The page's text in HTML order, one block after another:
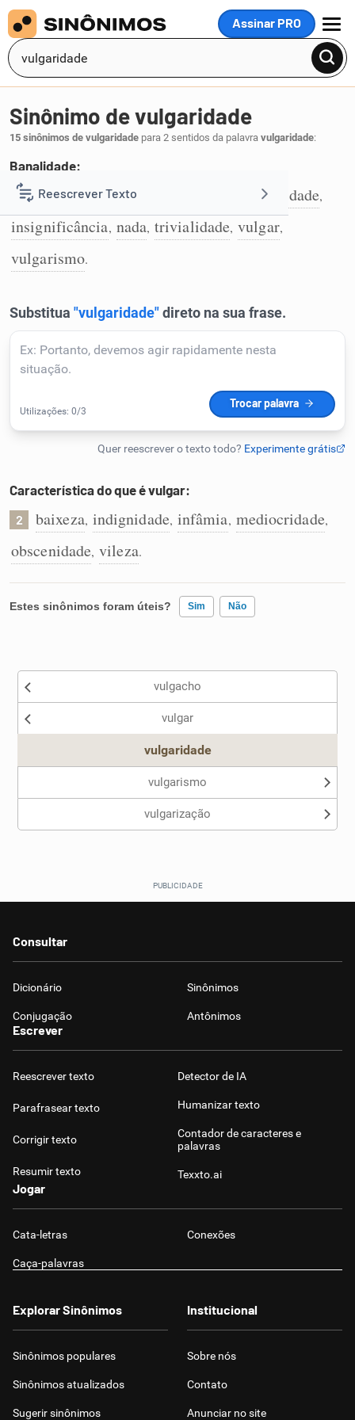
Assinar PRO
MENU
Reescrever Texto
Resumir Texto
Detector de IA
Humanizador de IA
Caça-palavras
Sinônimo de vulgaridade
15 sinônimos de vulgaridade para 2 sentidos da palavra vulgaridade:
Banalidade:
1 frivolidade,bagatela futilidade,
insignificância, nada, trivialidade, vulgar,
vulgarismo.
Característica do que é vulgar:
2 baixeza, indignidade, infâmia, mediocridade,
obscenidade, vileza.
Estes sinônimos foram úteis? Sim Não
Nenhum dos sinônimos apresentados me ajudou
vulgacho
vulgar
vulgaridade
vulgarismo
vulgarização
Consultar
Dicionário Sinônimos
Conjugação Antônimos
Escrever
Reescrever texto
Parafrasear texto
Corrigir texto
Resumir texto
Detector de IA
Humanizar texto
Contador de caracteres e
palavras
Texxto.ai
Jogar
Cata-letras Conexões
Caça-palavras
Explorar Sinônimos
Sinônimos populares
Sinônimos atualizados
Sugerir sinônimos
Institucional
Sobre nós
Contato
Anunciar no site